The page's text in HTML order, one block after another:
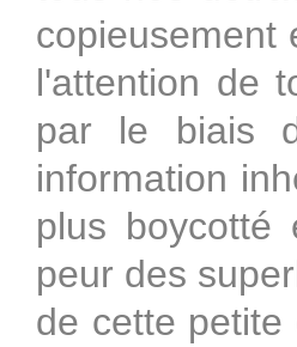
copieusement
l'attention de
par le biais
information
plus boycotté
peur des
de cette